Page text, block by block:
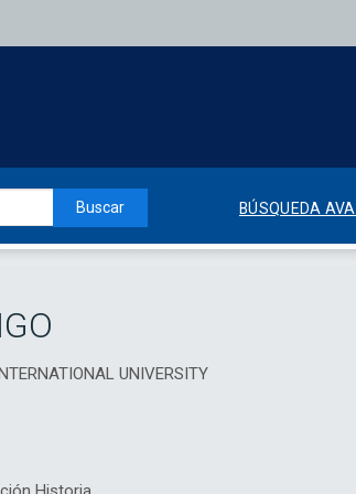
Buscar BÚSQUEDA
UNIVERSITY